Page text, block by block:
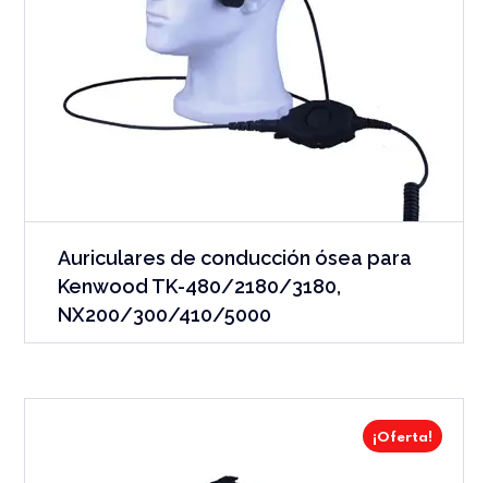
Auriculares de conducción ósea para
Kenwood TK-480/2180/3180,
NX200/300/410/5000
¡Oferta!